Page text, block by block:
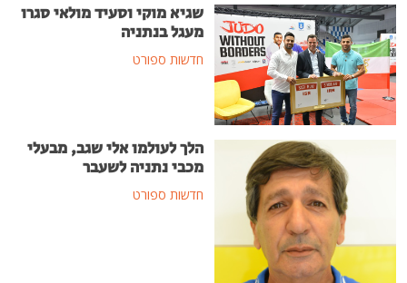
שגיא מוקי וסעיד מולאי סגרו
מעגל בנתניה
חדשות ספורט
הלך לעולמו אלי שגב, מבעלי
מכבי נתניה לשעבר
חדשות ספורט